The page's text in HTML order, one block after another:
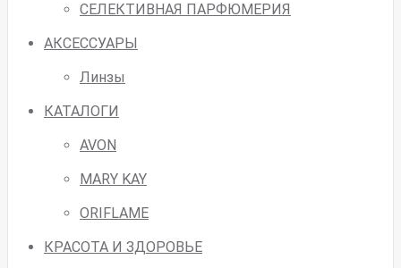
СЕЛЕКТИВНАЯ ПАРФЮМЕРИЯ
АКСЕССУАРЫ
Линзы
КАТАЛОГИ
AVON
MARY KAY
ORIFLAME
КРАСОТА И ЗДОРОВЬЕ